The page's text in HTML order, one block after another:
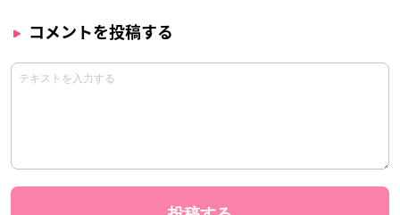
コメントを投稿する